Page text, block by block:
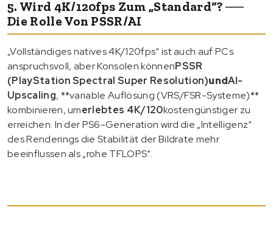
5. Wird 4K/120fps Zum „Standard“? ──
Die Rolle Von PSSR/AI
„Vollständiges natives 4K/120fps“ ist auch auf PCs
anspruchsvoll, aber Konsolen könnenPSSR
(PlayStation Spectral Super Resolution)undAI-
Upscaling, **variable Auflösung (VRS/FSR-Systeme)**
kombinieren, umerlebtes 4K/120kostengünstiger zu
erreichen. In der PS6-Generation wird die „Intelligenz“
des Renderings die Stabilität der Bildrate mehr
beeinflussen als „rohe TFLOPS“.